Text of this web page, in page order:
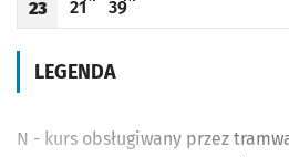
Godzina odjazdu
23
Odjazd
21
minut po godzinie 23
Odjazd
39
minut po godzinie 23
LEGENDA
N - kurs obsługiwany przez